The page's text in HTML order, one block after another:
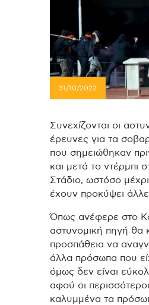
31/10/2022
Συνεχίζονται οι
έρευνες για τα
που σημειώθηκαν
και μετά το ντέρμπι
Στάδιο, ωστόσο
έχουν προκύψει
Όπως ανέφερε στο
αστυνομική πηγή θα
προσπάθεια να
άλλα πρόσωπα που
όμως δεν είναι
αφού οι
καλυμμένα τα